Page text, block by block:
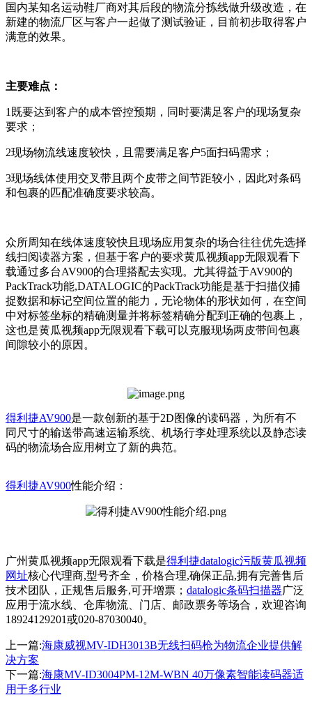
国内某知名运动鞋厂商对其后段的物流分拣线做升级改造，在
新建的物流厂区与客户一起做了测试验证，目前初步取得客户
满意的效果。
主要难点：
1既要达到客户的成本管控预期，同时要满足客户的现场复杂
要求；
2现场物流线速度较快，且需要满足客户5面扫码需求；
3现场线体使用交叉带且两个皮带之间节距较小，因此对条码
和包裹的匹配准确度要求较高。
众所周知在线体速度较快且现场应用复杂的场合往往优先选择
线扫阅读器方案，但基于客户的要求黄瓜视频app无限观看下
载通过多台AV900的合理搭配去实现。尤其得益于AV900的
PackTrack功能,DATALOGIC的PackTrack功能是基于扫描仪捕
捉数据和标记空间位置的能力，无论物体的形状如何，在空间
中对标签坐标的精确测量并将标签精确分配到正确的包裹上，
这也是黄瓜视频app无限观看下载可以克服现场两皮带间包裹
间隙较小的原因。
得利捷AV900是一款创新的基于2D图像的读码器，为所有不
同尺寸的输送带高速运输系统、机场行李处理系统以及静态读
码的物流场合应用树立了新的典范。
得利捷AV900性能介绍：
广州黄瓜视频app无限观看下载是得利捷datalogic污版黄瓜视频
网址核心代理商,型号齐全，价格合理,确保正品,拥有完善售后
技术团队，正规售后服务,可开增票； datalogic条码扫描器广泛
应用于流水线、仓库物流、门店、邮政票务等场合，欢迎咨询
18924129201或020-87030040。
上一篇:海康威视MV-IDH3013B无线扫码枪为物流企业提供解
决方案
下一篇:海康MV-ID3004PM-12M-WBN 40万像素智能读码器适
用于多行业